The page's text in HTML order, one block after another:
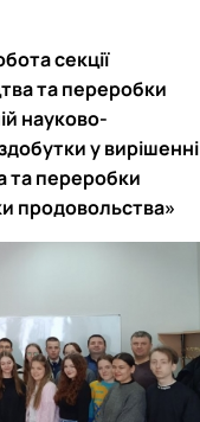
секції
та переробки
науково-
у вирішенні
та переробки
продовольства»